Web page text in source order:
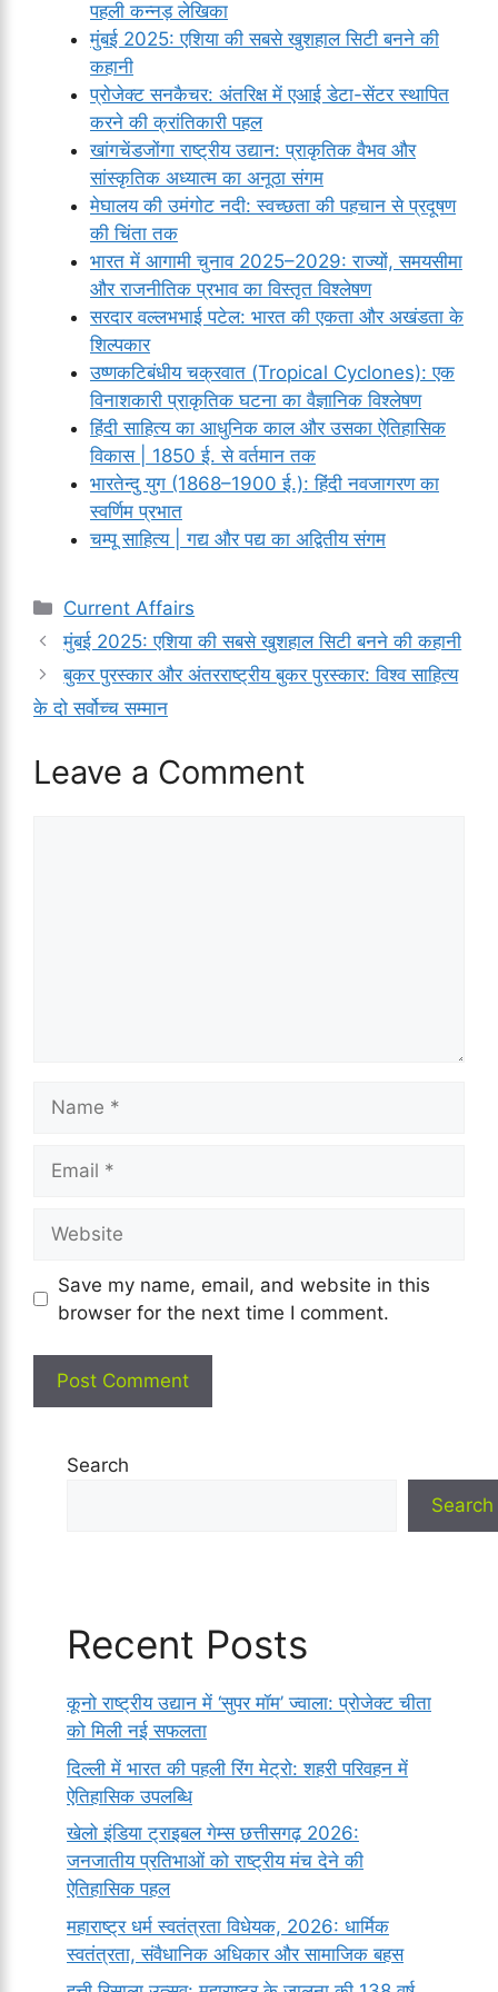
पहली कन्नड़ लेखिका
मुंबई 2025: एशिया की सबसे खुशहाल सिटी बनने की
कहानी
प्रोजेक्ट सनकैचर: अंतरिक्ष में एआई डेटा-सेंटर स्थापित
करने की क्रांतिकारी पहल
खांगचेंडजोंगा राष्ट्रीय उद्यान: प्राकृतिक वैभव और
सांस्कृतिक अध्यात्म का अनूठा संगम
मेघालय की उमंगोट नदी: स्वच्छता की पहचान से प्रदूषण
की चिंता तक
भारत में आगामी चुनाव 2025–2029: राज्यों, समयसीमा
और राजनीतिक प्रभाव का विस्तृत विश्लेषण
सरदार वल्लभभाई पटेल: भारत की एकता और अखंडता के
शिल्पकार
उष्णकटिबंधीय चक्रवात (Tropical Cyclones): एक
विनाशकारी प्राकृतिक घटना का वैज्ञानिक विश्लेषण
हिंदी साहित्य का आधुनिक काल और उसका ऐतिहासिक
विकास | 1850 ई. से वर्तमान तक
भारतेन्दु युग (1868–1900 ई.): हिंदी नवजागरण का
स्वर्णिम प्रभात
चम्पू साहित्य | गद्य और पद्य का अद्वितीय संगम
Categories
Current Affairs
मुंबई 2025: एशिया की सबसे खुशहाल सिटी बनने की कहानी
बुकर पुरस्कार और अंतरराष्ट्रीय बुकर पुरस्कार: विश्व साहित्य
के दो सर्वोच्च सम्मान
Leave a Comment
Save my name, email, and website in this
browser for the next time I comment.
Search
Search
Recent Posts
कूनो राष्ट्रीय उद्यान में ‘सुपर मॉम’ ज्वाला: प्रोजेक्ट चीता
को मिली नई सफलता
दिल्ली में भारत की पहली रिंग मेट्रो: शहरी परिवहन में
ऐतिहासिक उपलब्धि
खेलो इंडिया ट्राइबल गेम्स छत्तीसगढ़ 2026:
जनजातीय प्रतिभाओं को राष्ट्रीय मंच देने की
ऐतिहासिक पहल
महाराष्ट्र धर्म स्वतंत्रता विधेयक, 2026: धार्मिक
स्वतंत्रता, संवैधानिक अधिकार और सामाजिक बहस